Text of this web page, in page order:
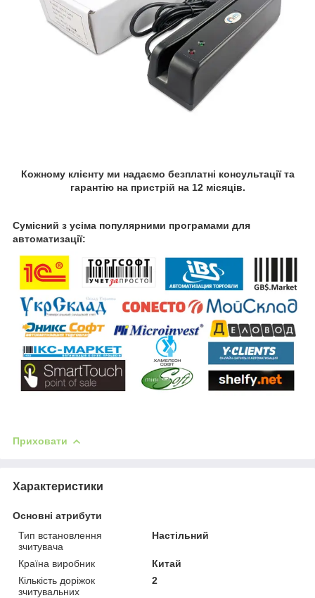
Кожному клієнту ми надаємо безплатні консультації та
гарантію на пристрій на 12 місяців.
Сумісний з усіма популярними програмами для
автоматизації:
Приховати
Характеристики
Основні атрибути
Тип встановлення
зчитувача
Настільний
Країна виробник
Китай
Кількість доріжок
зчитувальних
2